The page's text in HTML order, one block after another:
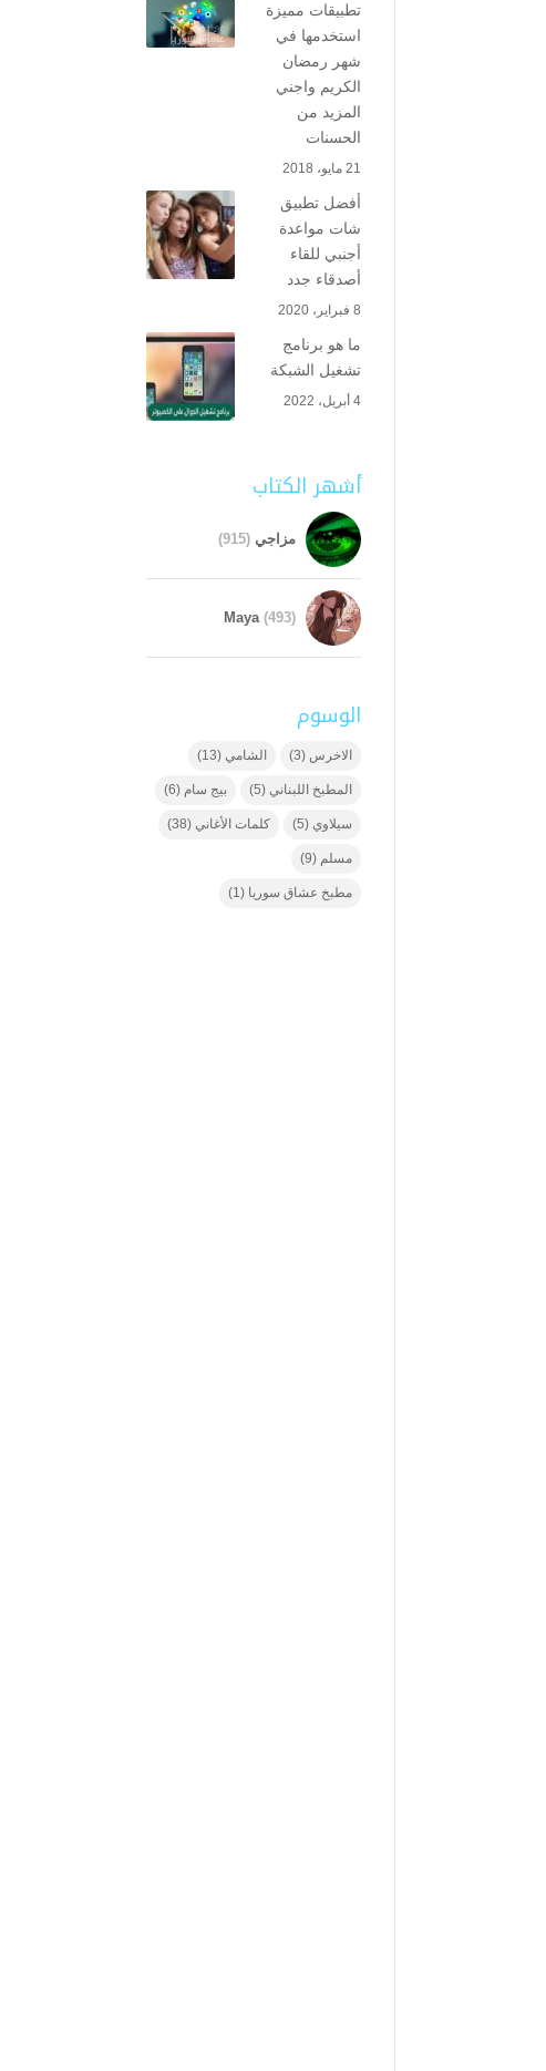
تطبيقات مميزة
استخدمها في
شهر رمضان
الكريم واجني
المزيد من
الحسنات
21 مايو، 2018
أفضل تطبيق
شات مواعدة
أجنبي للقاء
أصدقاء جدد
8 فبراير، 2020
ما هو برنامج
تشغيل الشبكة
4 أبريل، 2022
أشهر الكتاب
مزاجي (915)
Maya (493)
الوسوم
الاخرس (3) الشامي (13)
المطبخ اللبناني (5) بيج سام (6)
سيلاوي (5) كلمات الأغاني (38)
مسلم (9)
مطبخ عشاق سوريا (1)